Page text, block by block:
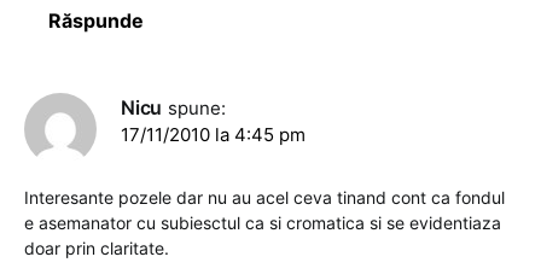
Răspunde
Nicu spune:
17/11/2010 la 4:45 pm
Interesante pozele dar nu au acel ceva tinand cont ca fondul
e asemanator cu subiesctul ca si cromatica si se evidentiaza
doar prin claritate.